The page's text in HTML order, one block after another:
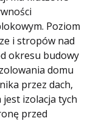
Poziom
i stropów nad
okresu budowy
domu
przez dach,
jest izolacja tych
przed